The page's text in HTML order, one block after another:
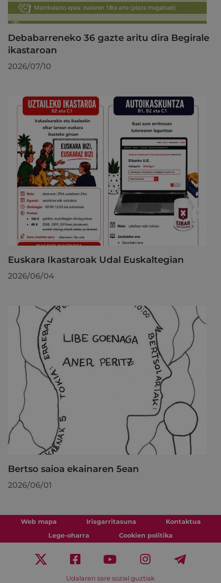
Debabarreneko 36 gazte aritu dira Begirale
ikastaroan
2026/07/10
Euskara Ikastaroak Udal Euskaltegian
2026/06/04
Bertso saioa ekainaren 5ean
2026/06/01
Web mapa Irisgarritasuna
Kontaktua
Lege-oharra
Cookien politika
Udalaren sare sozial guztiak